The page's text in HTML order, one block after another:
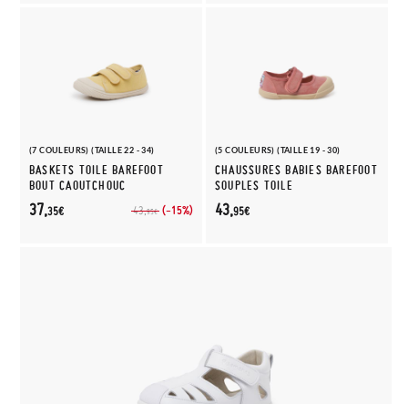
(7 COULEURS) (TAILLE 22 - 34)
BASKETS TOILE BAREFOOT
BOUT CAOUTCHOUC
43,95€ (-15%)
37,35€
(5 COULEURS) (TAILLE 19 - 30)
CHAUSSURES BABIES BAREFOOT
SOUPLES TOILE
43,95€